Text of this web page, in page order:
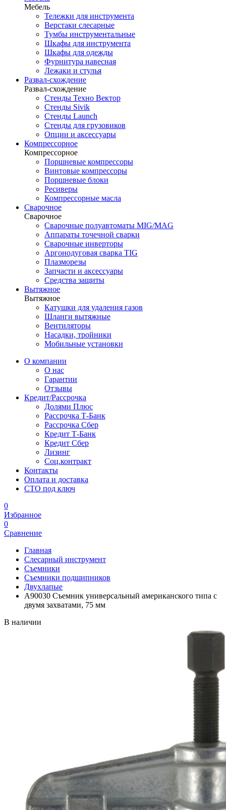
Мебель
Тележки для инструмента
Верстаки слесарные
Тумбы инструментальные
Шкафы для инструмента
Шкафы для одежды
Фурнитура навесная
Лежаки и стулья
Развал-схождение
Развал-схождение
Стенды Техно Вектор
Стенды Sivik
Стенды Launch
Стенды для грузовиков
Опции и аксессуары
Компрессорное
Компрессорное
Поршневые компрессоры
Винтовые компрессоры
Поршневые блоки
Ресиверы
Компрессорные масла
Сварочное
Сварочное
Сварочные полуавтоматы MIG/MAG
Аппараты точечной сварки
Сварочные инверторы
Аргонодуговая сварка TIG
Плазморезы
Запчасти и аксессуары
Средства защиты
Вытяжное
Вытяжное
Катушки для удаления газов
Шланги вытяжные
Вентиляторы
Насадки, тройники
Мобильные установки
О компании
О нас
Гарантии
Отзывы
Кредит/Рассрочка
Долями Плюс
Рассрочка Т-Банк
Рассрочка Сбер
Кредит Т-Банк
Кредит Сбер
Лизинг
Соц.контракт
Контакты
Оплата и доставка
СТО под ключ
0
Избранное
0
Сравнение
Главная
Слесарный инструмент
Съемники
Съемники подшипников
Двухлапые
A90030 Съемник универсальный американского типа с
двумя захватами, 75 мм
В наличии